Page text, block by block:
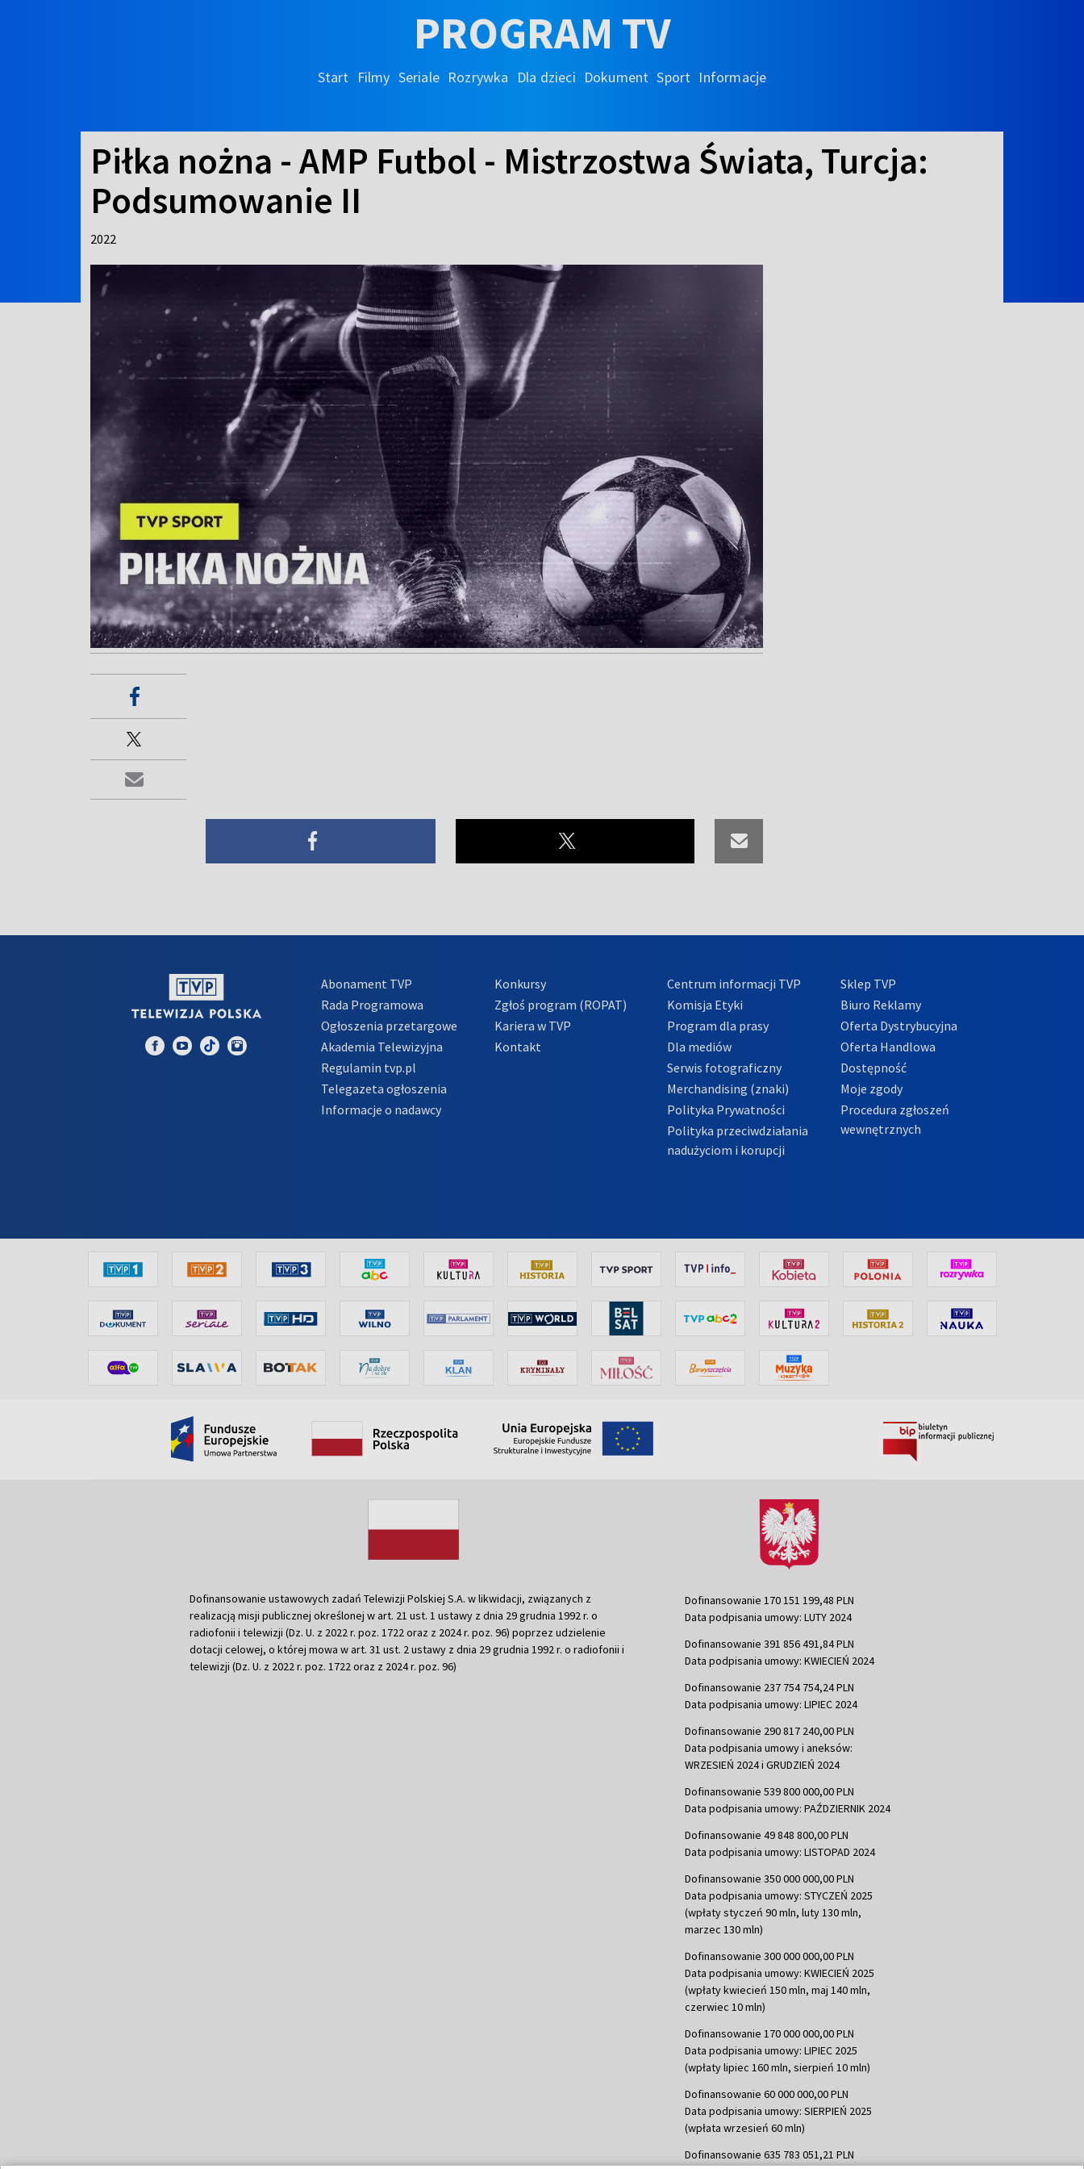
PROGRAM TV
Start Filmy Seriale Rozrywka Dla dzieci Dokument Sport Informacje
Piłka nożna - AMP Futbol - Mistrzostwa Świata, Turcja:
Podsumowanie II
2022
Abonament TVP
Rada Programowa
Ogłoszenia przetargowe
Akademia Telewizyjna
Regulamin tvp.pl
Telegazeta ogłoszenia
Informacje o nadawcy
Konkursy
Zgłoś program (ROPAT)
Kariera w TVP
Kontakt
Centrum informacji TVP
Komisja Etyki
Program dla prasy
Dla mediów
Serwis fotograficzny
Merchandising (znaki)
Polityka Prywatności
Polityka przeciwdziałania
nadużyciom i korupcji
Sklep TVP
Biuro Reklamy
Oferta Dystrybucyjna
Oferta Handlowa
Dostępność
Moje zgody
Procedura zgłoszeń
wewnętrznych
Dofinansowanie ustawowych zadań Telewizji Polskiej S.A. w likwidacji, związanych z
realizacją misji publicznej określonej w art. 21 ust. 1 ustawy z dnia 29 grudnia 1992 r. o
radiofonii i telewizji (Dz. U. z 2022 r. poz. 1722 oraz z 2024 r. poz. 96) poprzez udzielenie
dotacji celowej, o której mowa w art. 31 ust. 2 ustawy z dnia 29 grudnia 1992 r. o radiofonii i
telewizji (Dz. U. z 2022 r. poz. 1722 oraz z 2024 r. poz. 96)
Dofinansowanie 170 151 199,48 PLN
Data podpisania umowy: LUTY 2024
Dofinansowanie 391 856 491,84 PLN
Data podpisania umowy: KWIECIEŃ 2024
Dofinansowanie 237 754 754,24 PLN
Data podpisania umowy: LIPIEC 2024
Dofinansowanie 290 817 240,00 PLN
Data podpisania umowy i aneksów:
WRZESIEŃ 2024 i GRUDZIEŃ 2024
Dofinansowanie 539 800 000,00 PLN
Data podpisania umowy: PAŹDZIERNIK 2024
Dofinansowanie 49 848 800,00 PLN
Data podpisania umowy: LISTOPAD 2024
Dofinansowanie 350 000 000,00 PLN
Data podpisania umowy: STYCZEŃ 2025
(wpłaty styczeń 90 mln, luty 130 mln,
marzec 130 mln)
Dofinansowanie 300 000 000,00 PLN
Data podpisania umowy: KWIECIEŃ 2025
(wpłaty kwiecień 150 mln, maj 140 mln,
czerwiec 10 mln)
Dofinansowanie 170 000 000,00 PLN
Data podpisania umowy: LIPIEC 2025
(wpłaty lipiec 160 mln, sierpień 10 mln)
Dofinansowanie 60 000 000,00 PLN
Data podpisania umowy: SIERPIEŃ 2025
(wpłata wrzesień 60 mln)
Dofinansowanie 635 783 051,21 PLN